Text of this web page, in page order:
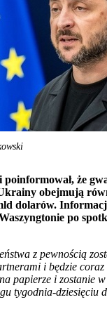
poinformował, że
obejmują
dolarów.
po
z pewnością
i będzie
papierze i zostanie
tygodnia-dziesięciu